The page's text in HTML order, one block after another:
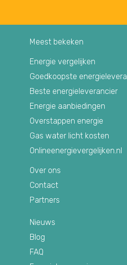
Meest bekeken
Energie vergelijken
Goedkoopste
Beste energieleverancier
Energie aanbiedingen
Overstappen energie
Gas water licht kosten
Onlineenergievergelijken.nl
Over ons
Contact
Partners
Nieuws
Blog
FAQ